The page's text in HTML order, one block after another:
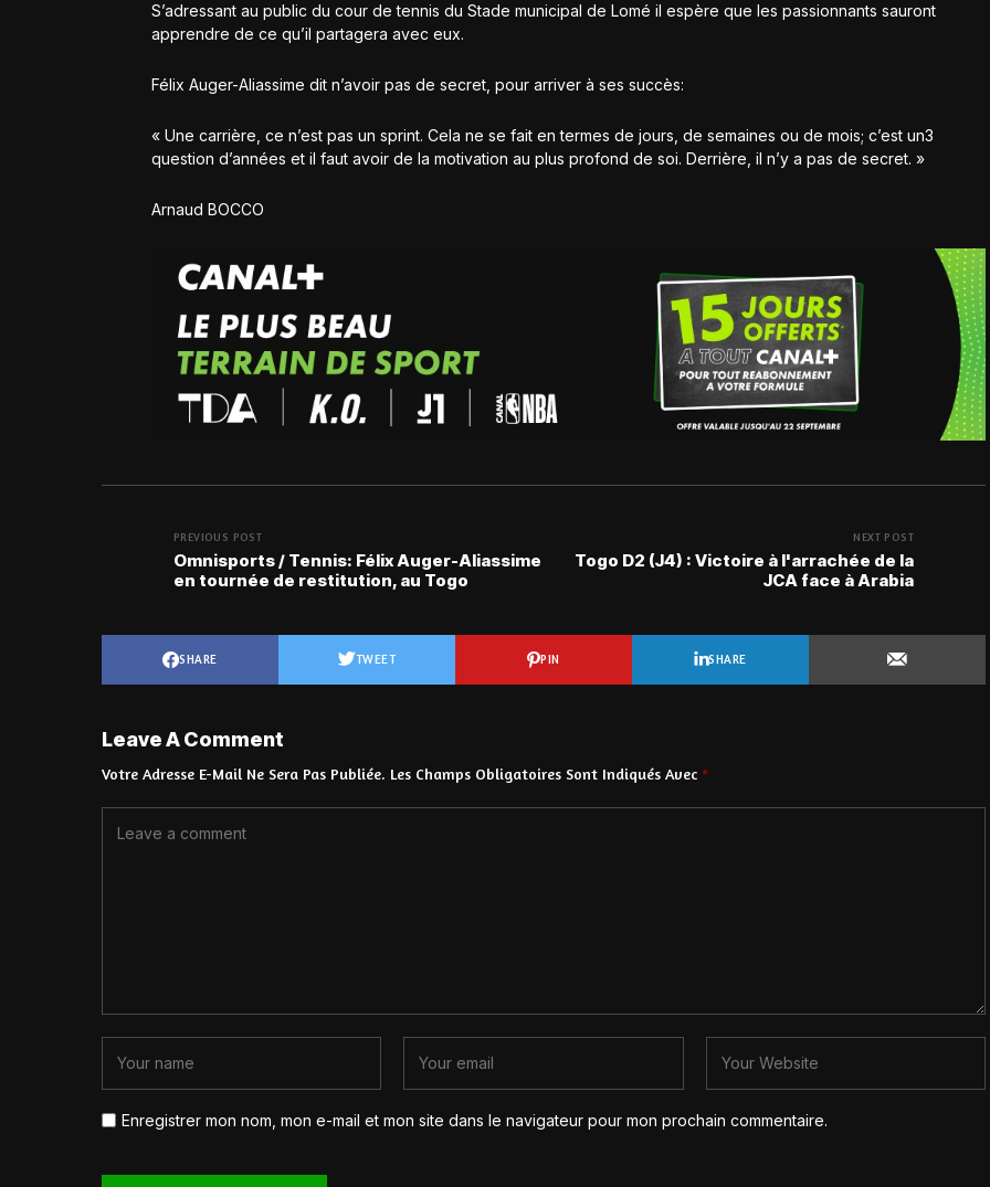
S’adressant au public du cour de tennis du Stade municipal de Lomé il espère que les passionnants sauront
apprendre de ce qu’il partagera avec eux.
Félix Auger-Aliassime dit n’avoir pas de secret, pour arriver à ses succès:
« Une carrière, ce n’est pas un sprint. Cela ne se fait en termes de jours, de semaines ou de mois; c’est un3
question d’années et il faut avoir de la motivation au plus profond de soi. Derrière, il n’y a pas de secret. »
Arnaud BOCCO
PREVIOUS POST
Omnisports / Tennis: Félix Auger-Aliassime
en tournée de restitution, au Togo
NEXT POST
Togo D2 (J4) : Victoire à l'arrachée de la
JCA face à Arabia
SHARE TWEET PIN SHARE
Leave A Comment
Votre Adresse E-Mail Ne Sera Pas Publiée. Les Champs Obligatoires Sont Indiqués Avec *
Enregistrer mon nom, mon e-mail et mon site dans le navigateur pour mon prochain commentaire.